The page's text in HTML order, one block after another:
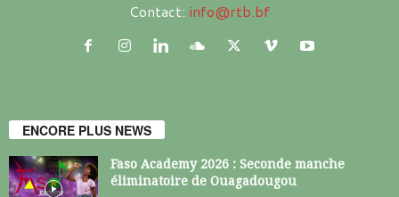
Contact: info@rtb.bf
ENCORE PLUS NEWS
Faso Academy 2026 : Seconde manche
éliminatoire de Ouagadougou